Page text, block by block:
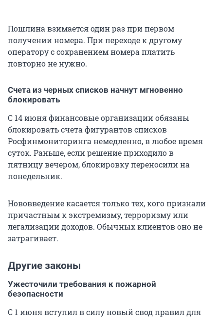
Пошлина взимается один раз при первом
получении номера. При переходе к другому
оператору с сохранением номера платить
повторно не нужно.
Счета из черных списков начнут мгновенно
блокировать
С 14 июня финансовые организации обязаны
блокировать счета фигурантов списков
Росфинмониторинга немедленно, в любое время
суток. Раньше, если решение приходило в
пятницу вечером, блокировку переносили на
понедельник.
Нововведение касается только тех, кого признали
причастным к экстремизму, терроризму или
легализации доходов. Обычных клиентов оно не
затрагивает.
Другие законы
Ужесточили требования к пожарной
безопасности
С 1 июня вступил в силу новый свод правил для